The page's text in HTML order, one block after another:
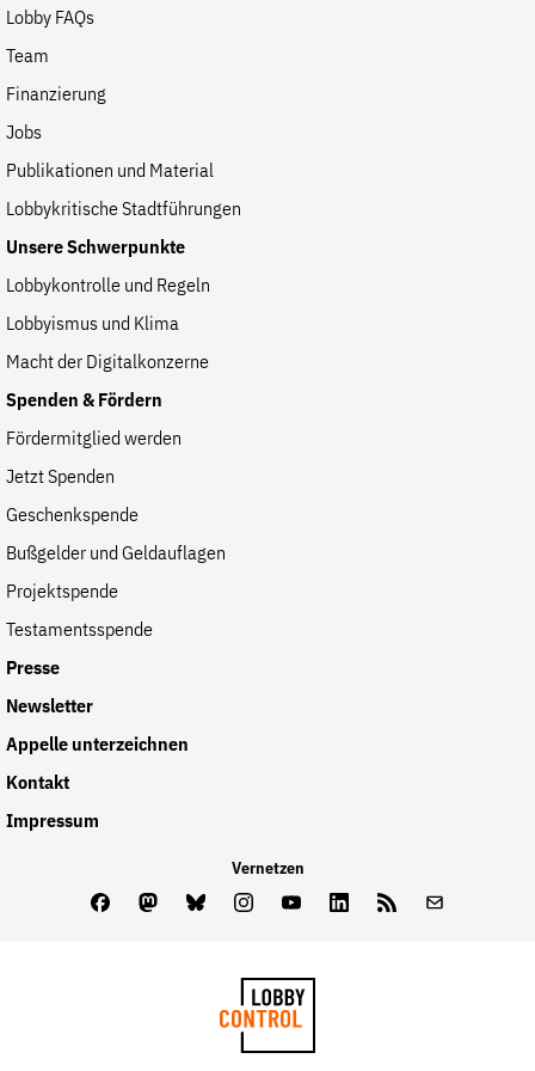
Lobby FAQs
Team
Finanzierung
Jobs
Publikationen und Material
Lobbykritische Stadtführungen
Unsere Schwerpunkte
Lobbykontrolle und Regeln
Lobbyismus und Klima
Macht der Digitalkonzerne
Spenden & Fördern
Fördermitglied werden
Jetzt Spenden
Geschenkspende
Bußgelder und Geldauflagen
Projektspende
Testamentsspende
Presse
Newsletter
Appelle unterzeichnen
Kontakt
Impressum
Vernetzen
FacebookMastodon
BlueskyInstagram
YoutubeLinkedInFeed